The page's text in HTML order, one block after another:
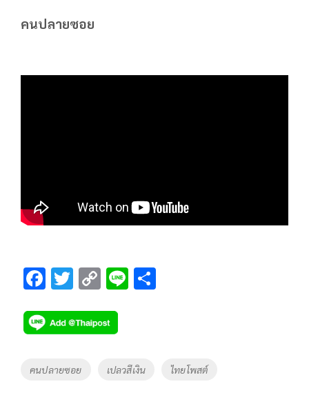
คนปลายซอย
F
e
b
o
T
tt
er
C
p
y
Li
Li
Tags
คนปลายซอย เปลวสีเงิน ไทยโพสต์